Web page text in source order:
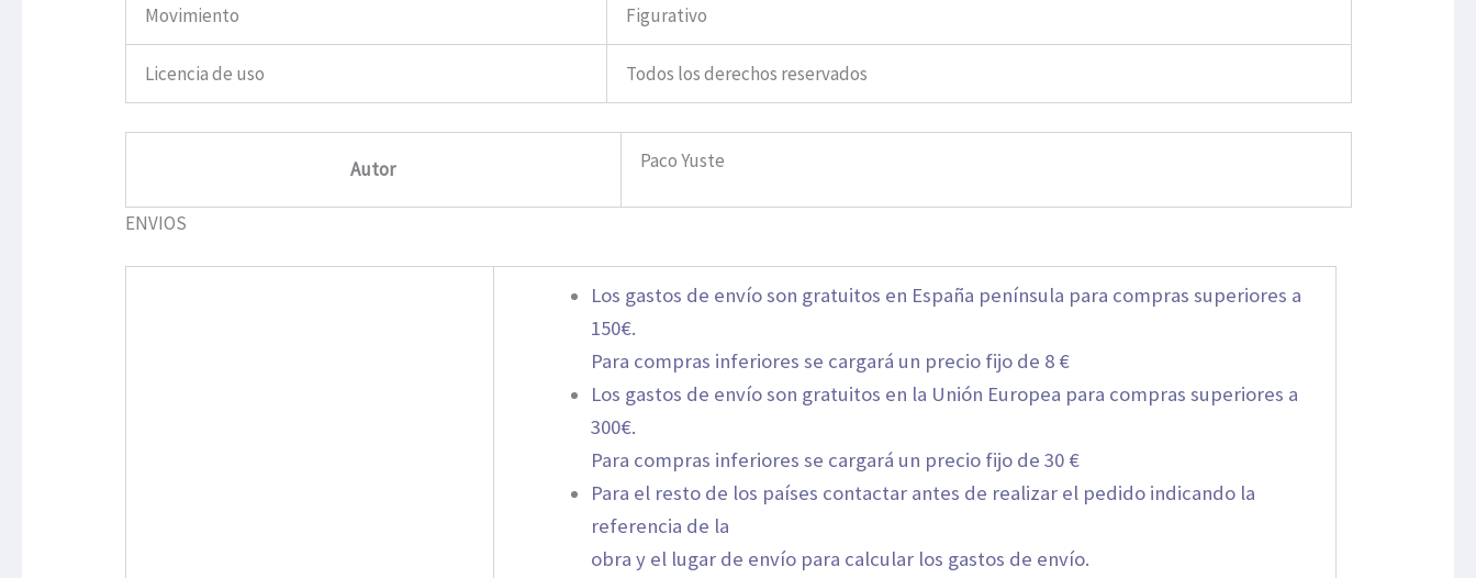
Movimiento Figurativo
Licencia de uso Todos los derechos reservados
Autor Paco Yuste
ENVIOS
Los gastos de envío son gratuitos en España península para compras superiores a
150€.
Para compras inferiores se cargará un precio fijo de 8 €
Los gastos de envío son gratuitos en la Unión Europea para compras superiores a
300€.
Para compras inferiores se cargará un precio fijo de 30 €
Para el resto de los países contactar antes de realizar el pedido indicando la
referencia de la
obra y el lugar de envío para calcular los gastos de envío.